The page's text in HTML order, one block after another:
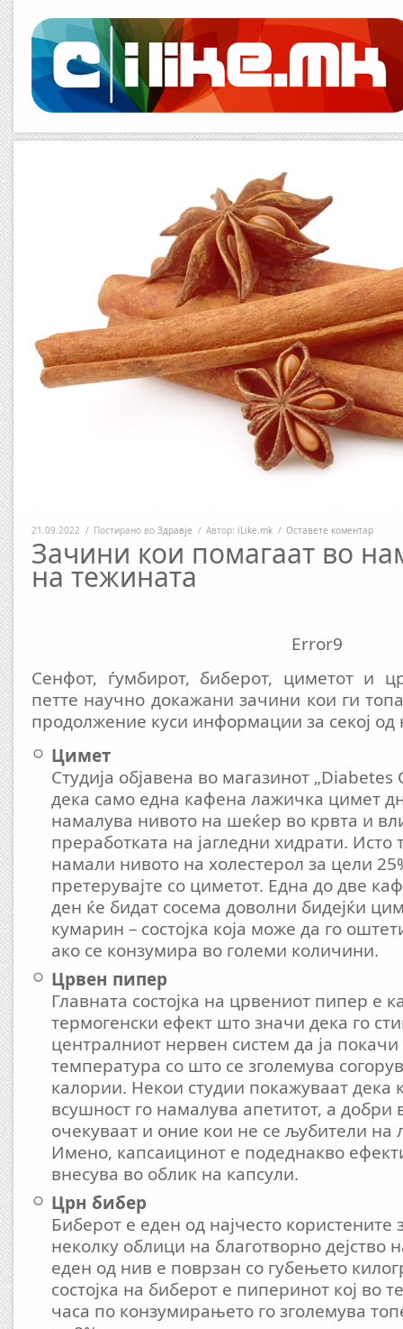
21.09.2022 / Постирано во Здравје / Автор: iLike.mk / Оставете коментар
Зачини кои помагаат во
на тежината
Error9
Сенфот, ѓумбирот, биберот, циметот и
петте научно докажани зачини кои ги
продолжение куси информации за секој од
Цимет
Студија објавена во магазинот „Diabetes
дека само една кафена лажичка цимет
намалува нивото на шеќер во крвта и
преработката на јагледни хидрати. Исто
намали нивото на холестерол за цели
претерувајте со циметот. Една до две
ден ќе бидат сосема доволни бидејќи
кумарин – состојка која може да го
ако се конзумира во големи количини.
Црвен пипер
Главната состојка на црвениот пипер е
термогенски ефект што значи дека го
централниот нервен систем да ја покачи
температура со што се зголемува
калории. Некои студии покажуваат дека
всушност го намалува апетитот, а добри
очекуваат и оние кои не се љубители на
Имено, капсаицинот е подеднакво
внесува во облик на капсули.
Црн бибер
Биберот е еден од најчесто
неколку облици на благотворно дејство
еден од нив е поврзан со губењето
состојка на биберот е пиперинот кој во
часа по конзумирањето го зголемува